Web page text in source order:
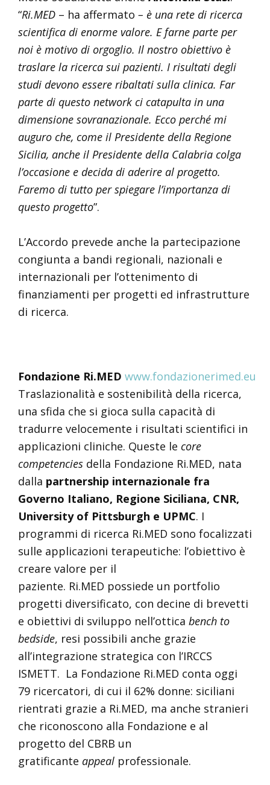
“Ri.MED – ha affermato – è una rete di ricerca
scientifica di enorme valore. E farne parte per
noi è motivo di orgoglio. Il nostro obiettivo è
traslare la ricerca sui pazienti. I risultati degli
studi devono essere ribaltati sulla clinica. Far
parte di questo network ci catapulta in una
dimensione sovranazionale. Ecco perché mi
auguro che, come il Presidente della Regione
Sicilia, anche il Presidente della Calabria colga
l’occasione e decida di aderire al progetto.
Faremo di tutto per spiegare l’importanza di
questo progetto”.
L’Accordo prevede anche la partecipazione
congiunta a bandi regionali, nazionali e
internazionali per l’ottenimento di
finanziamenti per progetti ed infrastrutture
di ricerca.
Fondazione Ri.MED www.fondazionerimed.eu
Traslazionalità e sostenibilità della ricerca,
una sfida che si gioca sulla capacità di
tradurre velocemente i risultati scientifici in
applicazioni cliniche. Queste le core
competenciesdella Fondazione Ri.MED, nata
dalla partnership internazionale fra
Governo Italiano, Regione Siciliana, CNR,
University of Pittsburgh e UPMC. I
programmi di ricerca Ri.MED sono focalizzati
sulle applicazioni terapeutiche: l’obiettivo è
creare valore per il
paziente. Ri.MED possiede un portfolio
progetti diversificato, con decine di brevetti
e obiettivi di sviluppo nell’ottica bench to
bedside, resi possibili anche grazie
all’integrazione strategica con l’IRCCS
ISMETT. La Fondazione Ri.MED conta oggi
79 ricercatori, di cui il 62% donne: siciliani
rientrati grazie a Ri.MED, ma anche stranieri
che riconoscono alla Fondazione e al
progetto del CBRB un
gratificante appealprofessionale.